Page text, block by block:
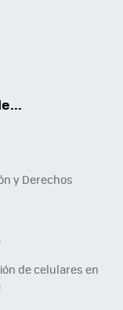
y Derechos
de celulares en